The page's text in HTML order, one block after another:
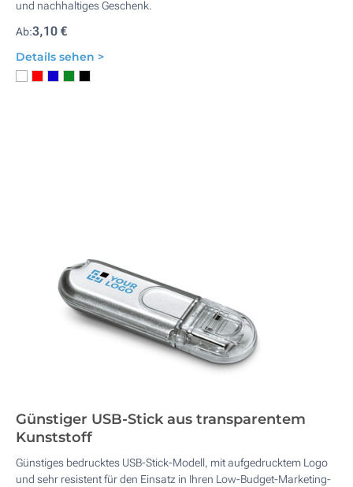
und nachhaltiges Geschenk.
Ab:3,10 €
Details sehen >
Günstiger USB-Stick aus transparentem
Kunststoff
Günstiges bedrucktes USB-Stick-Modell, mit aufgedrucktem Logo
und sehr resistent für den Einsatz in Ihren Low-Budget-Marketing-